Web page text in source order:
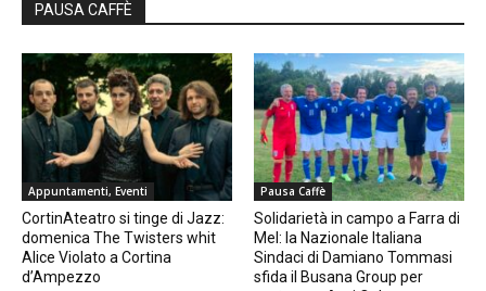
PAUSA CAFFÈ
Appuntamenti, Eventi
CortinAteatro si tinge di Jazz:
domenica The Twisters whit
Alice Violato a Cortina
d’Ampezzo
Pausa Caffè
Solidarietà in campo a Farra di
Mel: la Nazionale Italiana
Sindaci di Damiano Tommasi
sfida il Busana Group per